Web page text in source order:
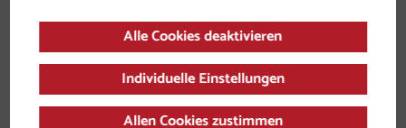
Lage / Anreise
Barrierefreiheit
Alle Cookies deaktivieren
Individuelle Einstellungen
Allen Cookies zustimmen